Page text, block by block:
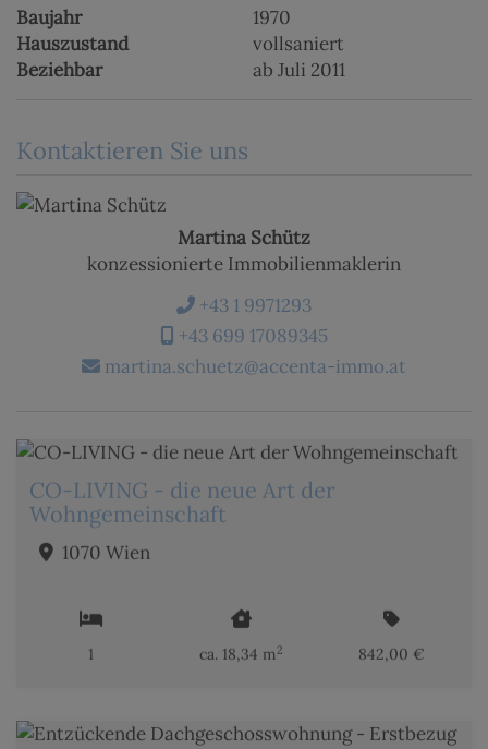
Baujahr
1970
Hauszustand
vollsaniert
Beziehbar
ab Juli 2011
Kontaktieren Sie uns
Martina Schütz
konzessionierte Immobilienmaklerin
+43 1 9971293
+43 699 17089345
martina.schuetz@accenta-immo.at
CO-LIVING - die neue Art der
Wohngemeinschaft
1070 Wien
1 ca. 18,34 m2 842,00 €